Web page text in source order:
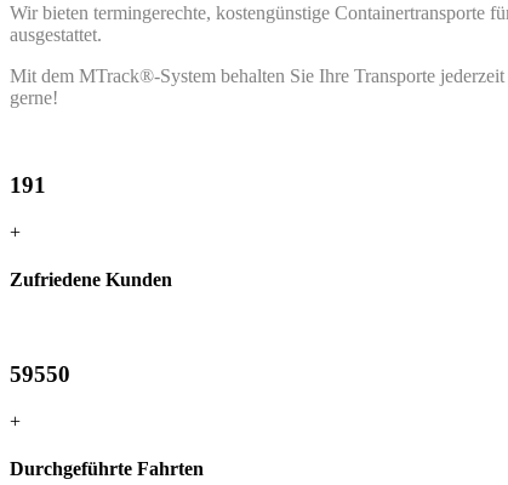
Wir bieten termingerechte, kostengünstige Containertransporte
ausgestattet.
Mit dem MTrack®-System behalten Sie Ihre Transporte
gerne!
191
+
Zufriedene Kunden
59550
+
Durchgeführte Fahrten